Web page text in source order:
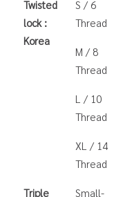
Twisted
lock :
Korea
S / 6
Thread
M / 8
Thread
L / 10
Thread
XL / 14
Thread
Triple Small-